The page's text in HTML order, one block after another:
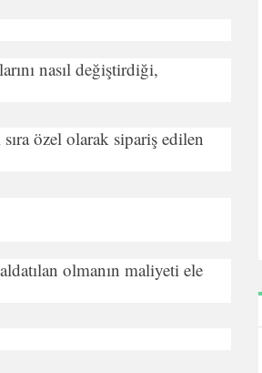
nasıl değiştirdiği,
özel olarak sipariş edilen
olmanın maliyeti ele